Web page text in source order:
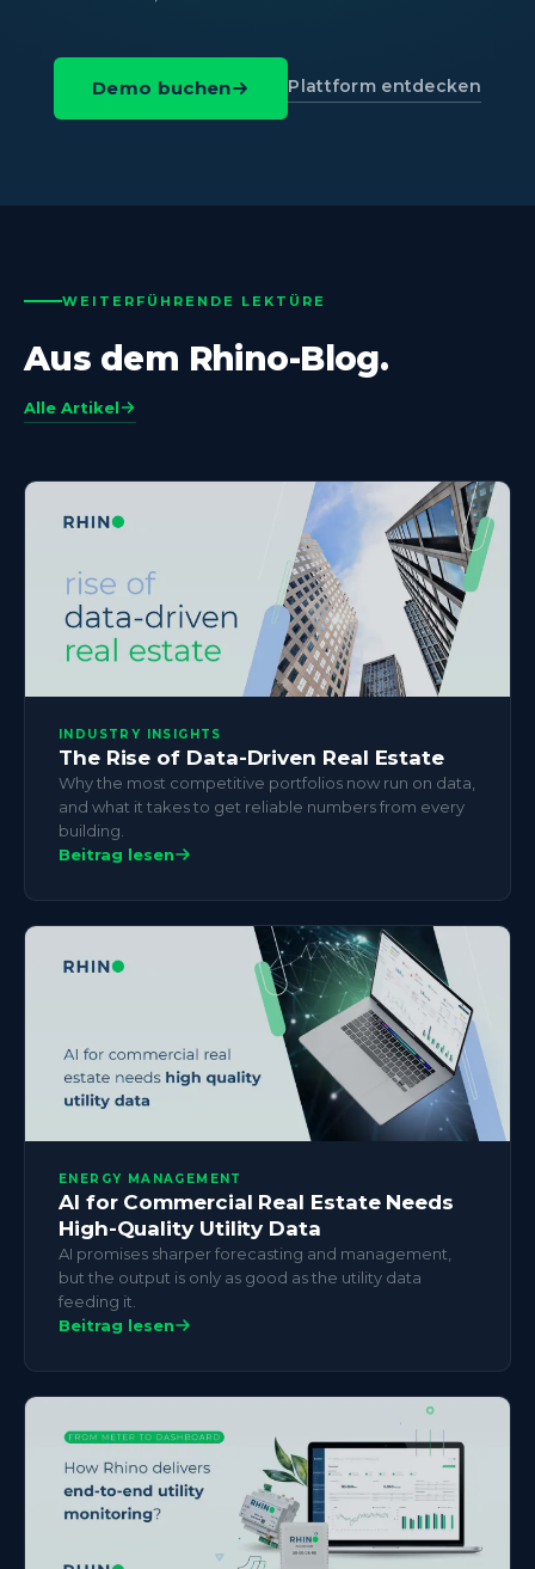
Demo buchen Plattform entdecken
WEITERFÜHRENDE LEKTÜRE
Aus dem Rhino-Blog.
Alle Artikel
INDUSTRY INSIGHTS
The Rise of Data-Driven Real Estate
Why the most competitive portfolios now run on data,
and what it takes to get reliable numbers from every
building.
Beitrag lesen
ENERGY MANAGEMENT
AI for Commercial Real Estate Needs
High-Quality Utility Data
AI promises sharper forecasting and management,
but the output is only as good as the utility data
feeding it.
Beitrag lesen